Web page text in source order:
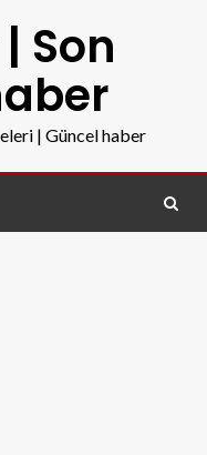
Son
| Güncel haber